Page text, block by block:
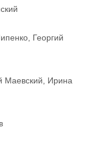
Георгий
Маевский, Ирина